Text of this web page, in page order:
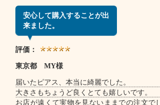
安心して購入することが出
来ました。
評価：
東京都 MY様
届いたピアス、本当に綺麗でした。
大きさもちょうど良くとても嬉しいです。
お店が遠くて実物を見ないままでの注文で